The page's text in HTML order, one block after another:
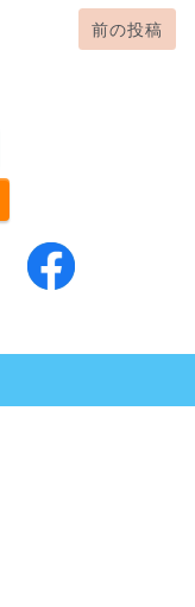
前の投稿